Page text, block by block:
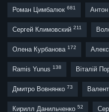
Роман Цимбалюк 681
Сергей Климовский 211
Олена Курбанова 172
Ramis Yunus 138 Віталій
Дмитро Вовнянко 73
Кирилл Данильченко 52